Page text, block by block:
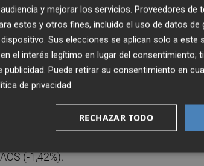
las próximas subidas de tipos, las
del techo de deuda", ha explicado el
esta semana se encuentran Endesa,
otros.
se ha situado a la cabeza (+1,92%),
y Unicaja Banco (+1,15%).Del lado
(-5,56%), por delante de Acciona
(-1,42%).
y mejorar los servicios. Proveedores de
estos y otros fines, incluido el uso de datos de
Sus elecciones se aplican solo a este
el interés legítimo en lugar del consentimiento;
publicidad. Puede retirar su consentimiento en
de privacidad
RECHAZAR TODO